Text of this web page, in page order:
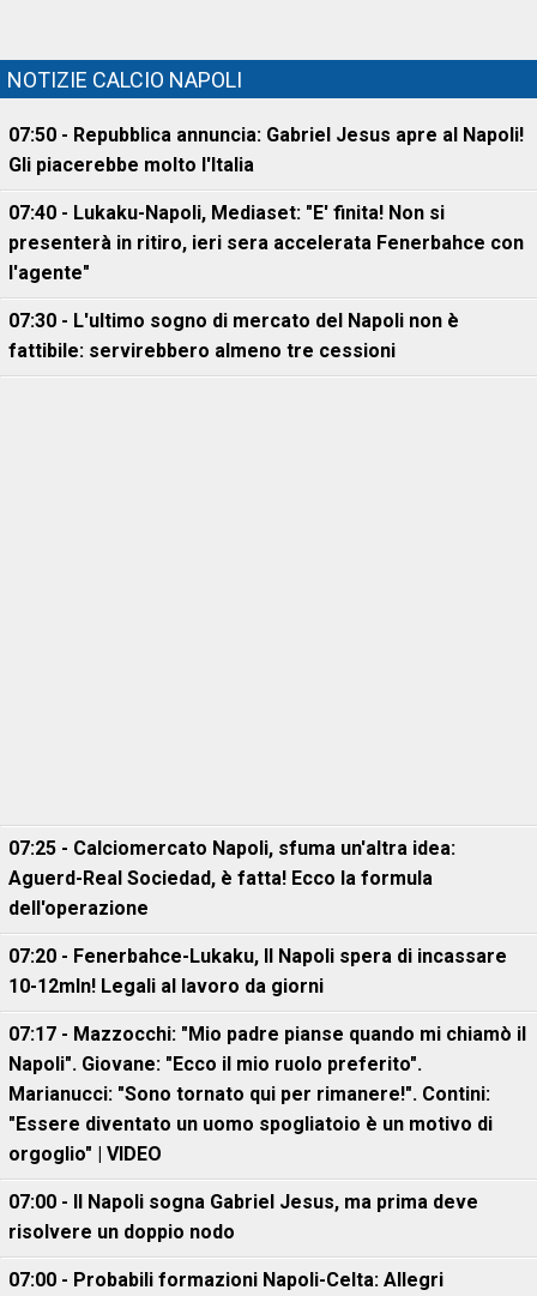
NOTIZIE CALCIO NAPOLI
07:50 - Repubblica annuncia: Gabriel Jesus apre al Napoli!
Gli piacerebbe molto l'Italia
07:40 - Lukaku-Napoli, Mediaset: "E' finita! Non si
presenterà in ritiro, ieri sera accelerata Fenerbahce con
l'agente"
07:30 - L'ultimo sogno di mercato del Napoli non è
fattibile: servirebbero almeno tre cessioni
07:25 - Calciomercato Napoli, sfuma un'altra idea:
Aguerd-Real Sociedad, è fatta! Ecco la formula
dell'operazione
07:20 - Fenerbahce-Lukaku, ll Napoli spera di incassare
10-12mln! Legali al lavoro da giorni
07:17 - Mazzocchi: "Mio padre pianse quando mi chiamò il
Napoli". Giovane: "Ecco il mio ruolo preferito".
Marianucci: "Sono tornato qui per rimanere!". Contini:
"Essere diventato un uomo spogliatoio è un motivo di
orgoglio" | VIDEO
07:00 - Il Napoli sogna Gabriel Jesus, ma prima deve
risolvere un doppio nodo
07:00 - Probabili formazioni Napoli-Celta: Allegri